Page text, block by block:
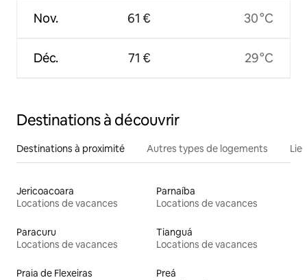
Nov.
Déc.
61 €
71 €
30 °C
29 °C
Destinations à découvrir
Destinations à proximité Autres types de logements
Jericoacoara
Locations de vacances
Parnaíba
Locations de vacances
Paracuru
Locations de vacances
Tianguá
Locations de vacances
Praia de Flexeiras
Preá